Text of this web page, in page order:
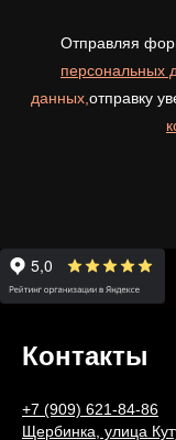
Отправляя
персональных
данных,отправку
Контакты
+7 (909) 621-84-86
Щербинка, улица